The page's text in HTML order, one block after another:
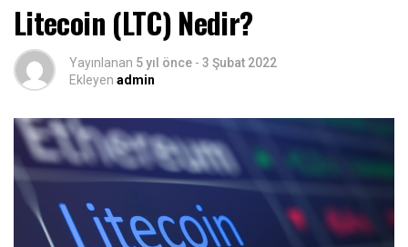
Litecoin (LTC) Nedir?
Yayınlanan 5 yıl önce - 3 Şubat 2022
Ekleyen admin